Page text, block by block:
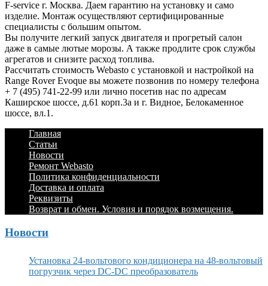
F-service г. Москва. Даем гарантию на установку и само
изделие. Монтаж осуществляют сертифицированные
специалисты с большим опытом.
Вы получите легкий запуск двигателя и прогретый салон
даже в самые лютые морозы. А также продлите срок службы
агрегатов и снизите расход топлива.
Рассчитать стоимость Webasto с установкой и настройкой на
Range Rover Evoque вы можете позвонив по номеру телефона
+ 7 (495) 741-22-99 или лично посетив нас по адресам
Каширское шоссе, д.61 корп.3а и г. Видное, Белокаменное
шоссе, вл.1.
Footer
Menu
Перейти
содержимому
Главная
Статьи
Новости
Ремонт Webasto
Политика конфиденциальности
Доставка и оплата
Реквизиты
Возврат и обмен. Условия и порядок возмещения.
Новости
Установка 24-вольтового кондиционера на 48-вольтовый
погрузчик через DC-DC преобразователь